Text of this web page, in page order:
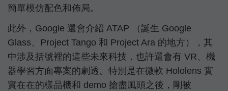
簡單模仿配色和佈局。
此外，Google 還會介紹 ATAP （誕生 Google
Glass、Project Tango 和 Project Ara 的地方），其
中涉及括號裡的這些未來科技，也許還會有 VR、機
器學習方面專案的劇透。特別是在微軟 Hololens 實
實在在的樣品機和 demo 搶盡風頭之後，剛被